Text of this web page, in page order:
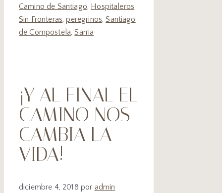
Camino de Santiago, Hospitaleros
Sin Fronteras,peregrinos,Santiago
de Compostela,Sarria
¡Y AL FINAL EL
CAMINO NOS
CAMBIA LA
VIDA!
diciembre 4, 2018 por admin